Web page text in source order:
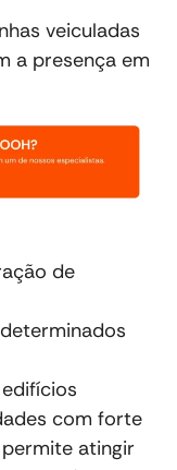
veiculadas
a presença em
de
com forte
atingir